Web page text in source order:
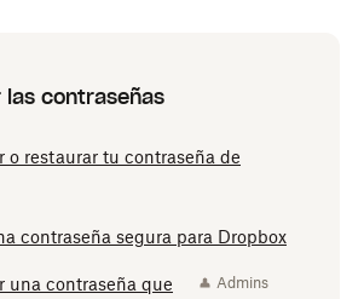
contraseñas
o restaurar tu contraseña de
contraseña segura para Dropbox
una contraseña que
Admins